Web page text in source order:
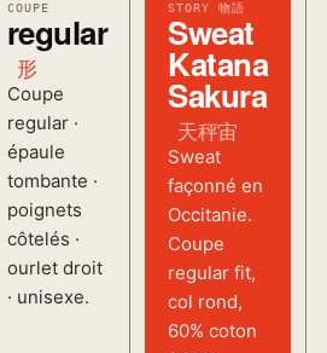
COUPE
regular
形
Coupe
regular ·
épaule
tombante ·
poignets
côtelés ·
ourlet droit
· unisexe.
STORY 物語
Sweat
Katana
Sakura
天秤宙
Sweat
façonné en
Occitanie.
Coupe
regular fit,
col rond,
60% coton